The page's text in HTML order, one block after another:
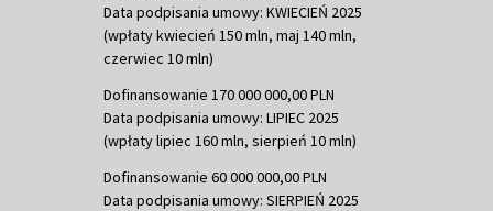
Data podpisania umowy: KWIECIEŃ 2025
(wpłaty kwiecień 150 mln, maj 140 mln,
czerwiec 10 mln)
Dofinansowanie 170 000 000,00 PLN
Data podpisania umowy: LIPIEC 2025
(wpłaty lipiec 160 mln, sierpień 10 mln)
Dofinansowanie 60 000 000,00 PLN
Data podpisania umowy: SIERPIEŃ 2025